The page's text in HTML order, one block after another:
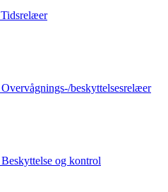
Tidsrelæer
Overvågnings-/beskyttelsesrelæer
Beskyttelse og kontrol